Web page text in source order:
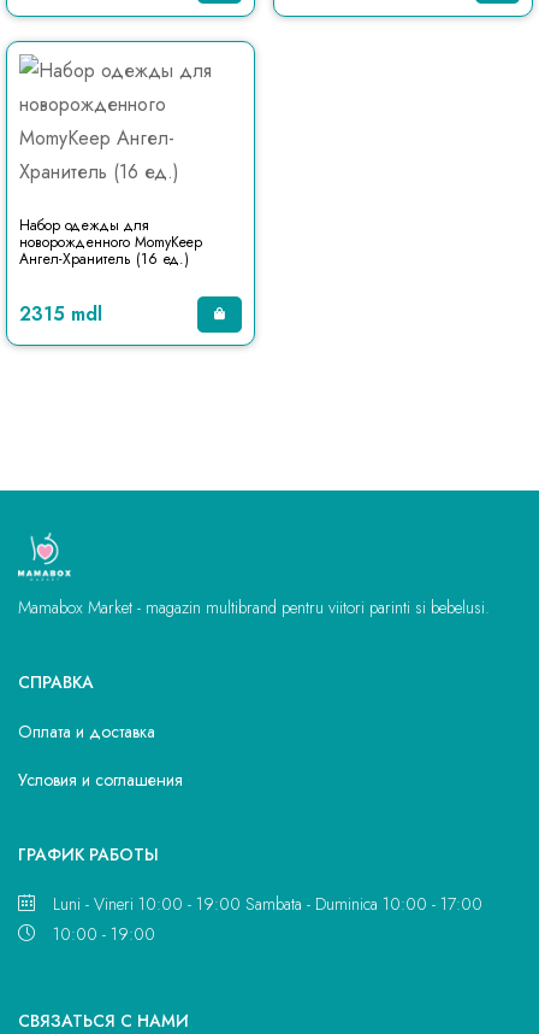
Набор одежды для
новорожденного MomyKeep
Ангел-Хранитель (16 ед.)
2315 mdl
Mamabox Market - magazin multibrand pentru viitori parinti si bebelusi.
СПРАВКА
Оплата и доставка
Условия и соглашения
ГРАФИК РАБОТЫ
Luni - Vineri 10:00 - 19:00 Sambata - Duminica 10:00 - 17:00
10:00 - 19:00
CВЯЗАТЬСЯ С НАМИ